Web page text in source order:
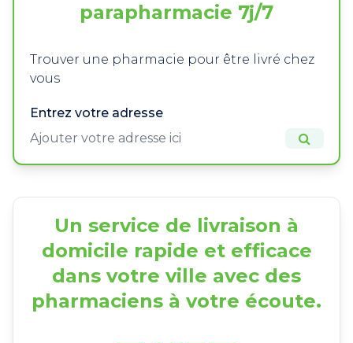
parapharmacie 7j/7
Trouver une pharmacie pour être livré chez
vous
Entrez votre adresse
Un service de livraison à
domicile rapide et efficace
dans votre ville avec des
pharmaciens à votre écoute.